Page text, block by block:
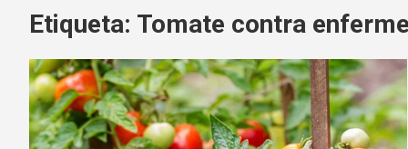
Etiqueta: Tomate contra